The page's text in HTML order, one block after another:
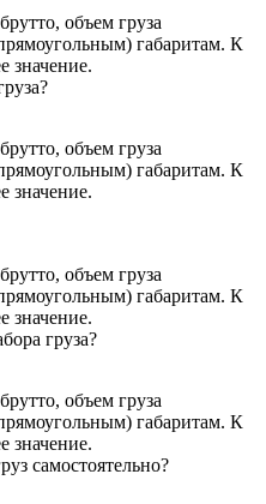
объем груза
габаритам. К
значение.
объем груза
габаритам. К
значение.
объем груза
габаритам. К
значение.
груза?
объем груза
габаритам. К
значение.
самостоятельно?